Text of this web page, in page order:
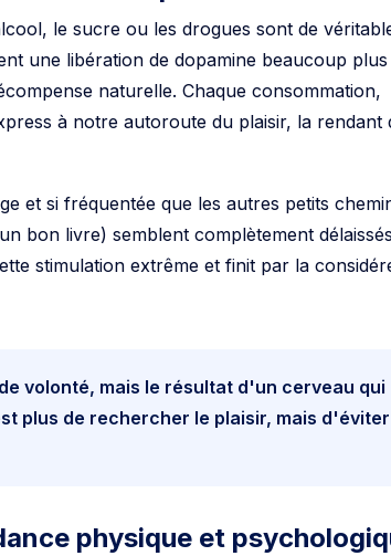
une libération de dopamine beaucoup plus
naturelle. Chaque consommation,
à notre autoroute du plaisir, la rendant
et si fréquentée que les autres petits
bon livre) semblent complètement
stimulation extrême et finit par la
plus de rechercher le plaisir, mais
physique et